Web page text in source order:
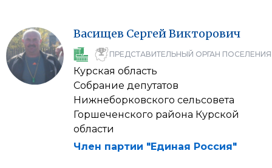
Васищев СергейВикторович
ПРЕДСТАВИТЕЛЬНЫЙ ОРГАН ПОСЕЛЕНИЯ
Курская область
Собрание депутатов
Нижнеборковского сельсовета
Горшеченского района Курской
области
Член партии "Единая Россия"